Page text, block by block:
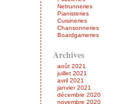
Netrunneries
Pianisteries
Cuisineries
Chansonneries
Boardgameries
Archives
août 2021
juillet 2021
avril 2021
janvier 2021
décembre 2020
novembre 2020